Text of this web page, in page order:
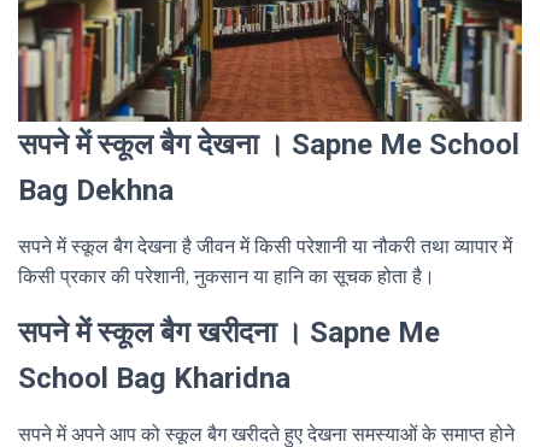
सपने में स्कूल बैग देखना । Sapne Me School
Bag Dekhna
सपने में स्कूल बैग देखना है जीवन में किसी परेशानी या नौकरी तथा व्यापार में
किसी प्रकार की परेशानी, नुकसान या हानि का सूचक होता है।
सपने में स्कूल बैग खरीदना । Sapne Me
School Bag Kharidna
सपने में अपने आप को स्कूल बैग खरीदते हुए देखना समस्याओं के समाप्त होने